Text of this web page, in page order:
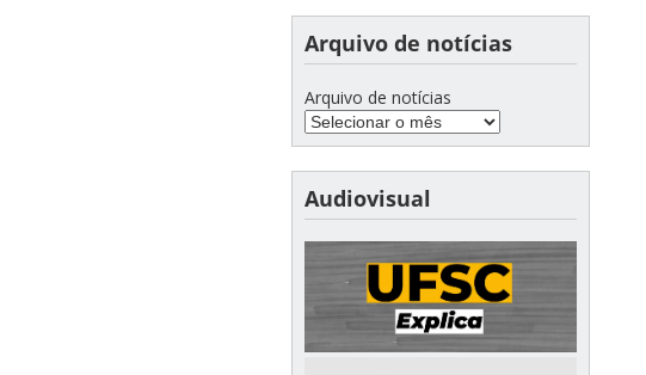
Arquivo de notícias
Arquivo de notícias
Audiovisual